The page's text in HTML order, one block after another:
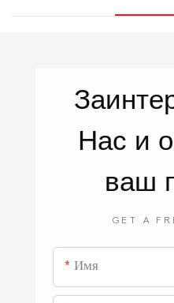
Нас и
ваш
GET A
Имя